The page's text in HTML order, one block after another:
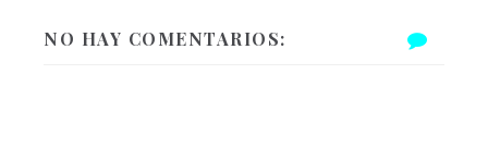
NO HAY COMENTARIOS: